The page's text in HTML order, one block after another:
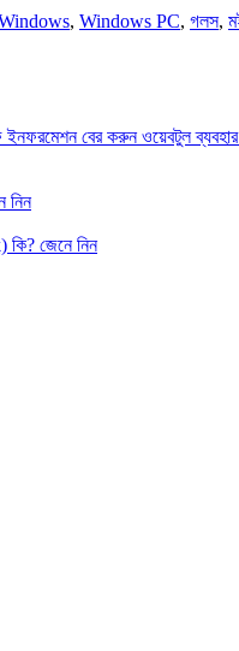
, Windows PC, গলস,
ইনফরমেশন বের করুন ওয়েবটুল
নিন
জেনে নিন